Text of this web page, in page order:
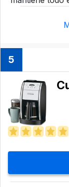
5